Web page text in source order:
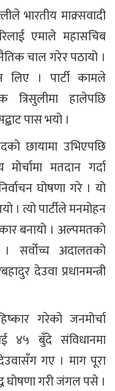
भारतीय माक्र्सवादी
एमाले महासचिब
चाल गरेर पठायो ।
लिए । पार्टी कामले
त्रिसुलीमा हालेपछि
पास भयो ।
छायामा उभिएपछि
मतदान गर्दा
घोषणा गरे । यो
। त्यो पार्टीले मनमोहन
बनायो । अल्पमतको
सर्वोच्च अदालतको
देउवा प्रधानमन्त्री
गरेको जनमोर्चा
४५ बुँदे संविधानमा
गए । माग पूरा
घोषणा गरी जंगल पसे ।